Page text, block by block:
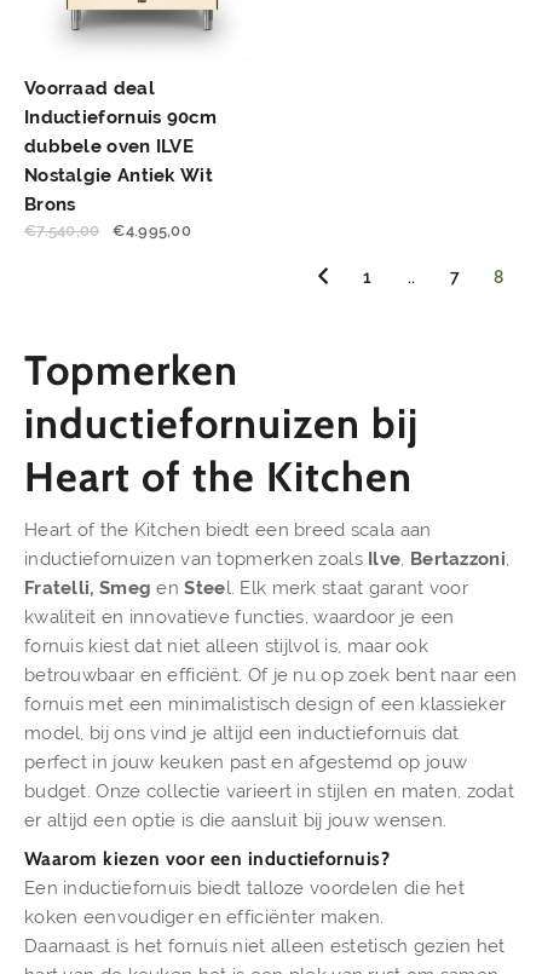
Voorraad deal
Inductiefornuis 90cm
dubbele oven ILVE
Nostalgie Antiek Wit
Brons
€7.540,00 €4.995,00
1 .. 7 8
Topmerken
inductiefornuizen bij
Heart of the Kitchen
Heart of the Kitchen biedt een breed scala aan
inductiefornuizen van topmerken zoals Ilve Bertazzoni
Fratelli, Smeg enSteel. Elk merk staat garant voor
kwaliteit en innovatieve functies, waardoor je een
fornuis kiest dat niet alleen stijlvol is, maar ook
betrouwbaar en efficiënt. Of je nu op zoek bent naar een
fornuis met een minimalistisch design of een klassieker
model, bij ons vind je altijd een inductiefornuis dat
perfect in jouw keuken past en afgestemd op jouw
budget. Onze collectie varieert in stijlen en maten, zodat
er altijd een optie is die aansluit bij jouw wensen.
Waarom kiezen voor een inductiefornuis?
Een inductiefornuis biedt talloze voordelen die het
koken eenvoudiger en efficiënter maken.
Daarnaast is het fornuis niet alleen estetisch gezien het